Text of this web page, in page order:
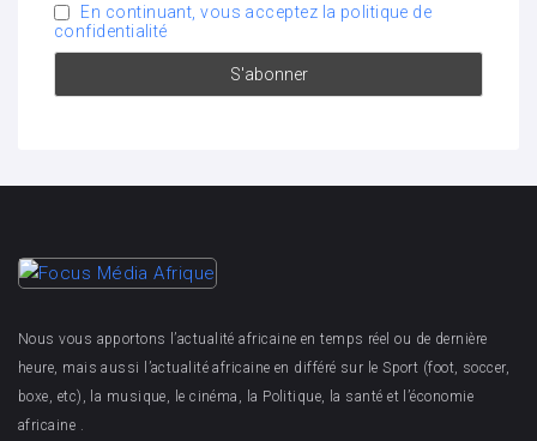
En continuant, vous acceptez la politique de
confidentialité
Nous vous apportons l’actualité africaine en temps réel ou de dernière
heure, mais aussi l’actualité africaine en différé sur le Sport (foot, soccer,
boxe, etc), la musique, le cinéma, la Politique, la santé et l’économie
africaine .